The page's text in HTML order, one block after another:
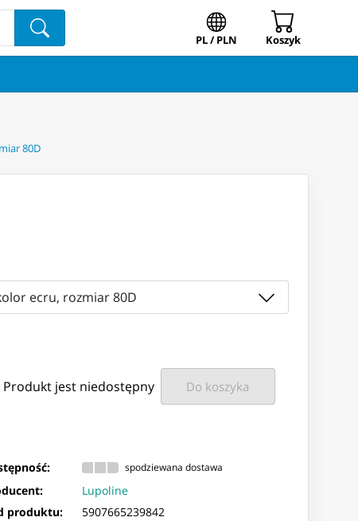
PL / PLN Koszyk
80D
ecru, rozmiar 80D
Produkt jest niedostępny Do koszyka
spodziewana dostawa
Lupoline
produktu:
5907665239842